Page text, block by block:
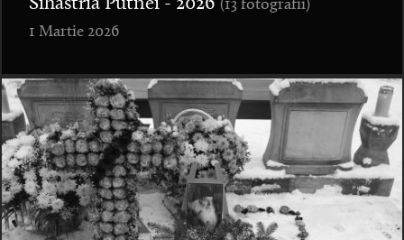
Sihăstria Putnei - 2026 (13 fotografii)
1 Martie 2026